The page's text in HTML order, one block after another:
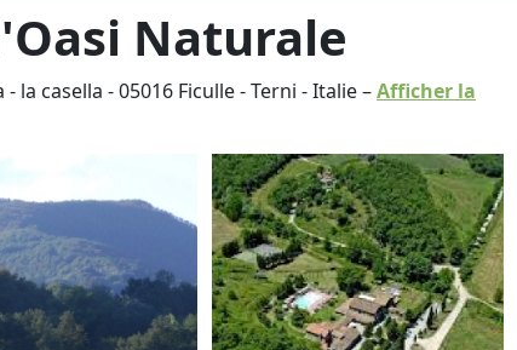
Naturale
- la casella -05016 Ficulle-Terni -Italie–Afficher la